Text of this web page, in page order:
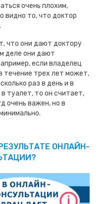
очень плохим,
видно то, что доктор
что они дают доктору
деле они дают
если владелец
течение трех лет может,
раз в день и в
туалет, то он считает,
очень важен, но в
ОНЛАЙН-